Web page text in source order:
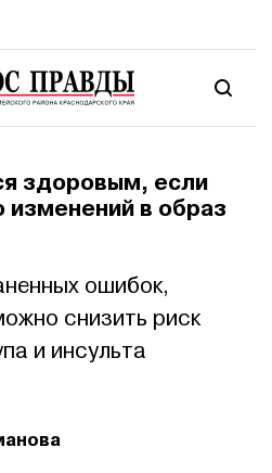
здоровым, если
изменений в образ
ошибок,
снизить риск
и инсульта